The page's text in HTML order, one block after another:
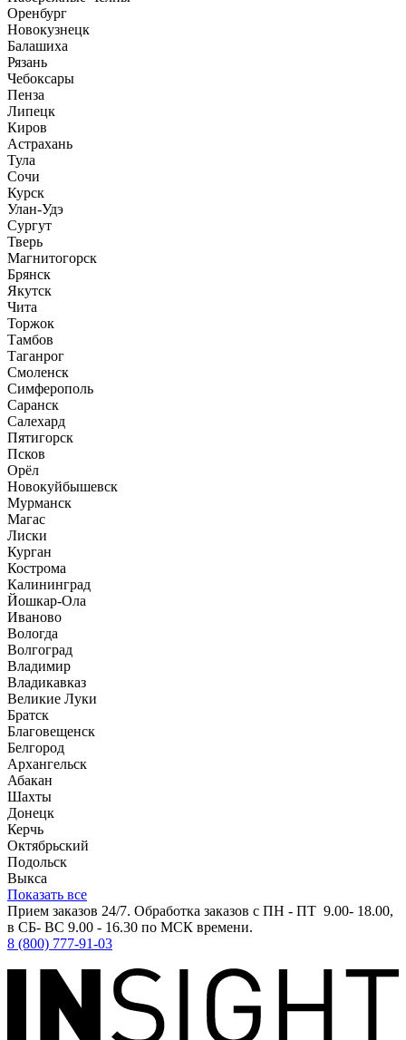
Оренбург
Новокузнецк
Балашиха
Рязань
Чебоксары
Пенза
Липецк
Киров
Астрахань
Тула
Сочи
Курск
Улан-Удэ
Сургут
Тверь
Магнитогорск
Брянск
Якутск
Чита
Торжок
Тамбов
Таганрог
Смоленск
Симферополь
Саранск
Салехард
Пятигорск
Псков
Орёл
Новокуйбышевск
Мурманск
Магас
Лиски
Курган
Кострома
Калининград
Йошкар-Ола
Иваново
Вологда
Волгоград
Владимир
Владикавказ
Великие Луки
Братск
Благовещенск
Белгород
Архангельск
Абакан
Шахты
Донецк
Керчь
Октябрьский
Подольск
Выкса
Показать все
Прием заказов 24/7. Обработка заказов с ПН - ПТ 9.00- 18.00,
в СБ- ВС 9.00 - 16.30 по МСК времени.
8 (800) 777-91-03